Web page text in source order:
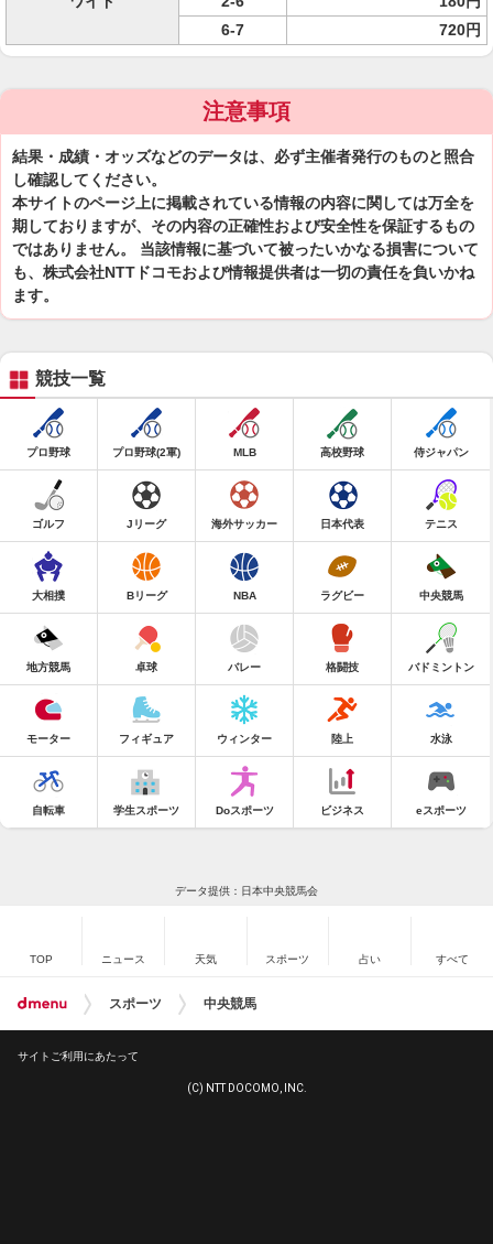
6-7
720円
注意事項
結果・成績・オッズなどのデータは、必ず主催者発行のものと照合
し確認してください。
本サイトのページ上に掲載されている情報の内容に関しては万全を
期しておりますが、その内容の正確性および安全性を保証するもの
ではありません。 当該情報に基づいて被ったいかなる損害について
も、株式会社NTTドコモおよび情報提供者は一切の責任を負いかね
ます。
競技一覧
プロ野球 プロ野球(2軍) MLB 高校野球 侍ジャパン
ゴルフ Jリーグ 海外サッカー 日本代表 テニス
大相撲 Bリーグ NBA ラグビー 中央競馬
地方競馬 卓球 バレー 格闘技 バドミントン
モーター フィギュア ウィンター 陸上 水泳
自転車 学生スポーツ Doスポーツ ビジネス eスポーツ
データ提供：日本中央競馬会
TOP ニュース 天気 スポーツ 占い すべて
スポーツ 中央競馬
サイトご利用にあたって
(C) NTT DOCOMO, INC.